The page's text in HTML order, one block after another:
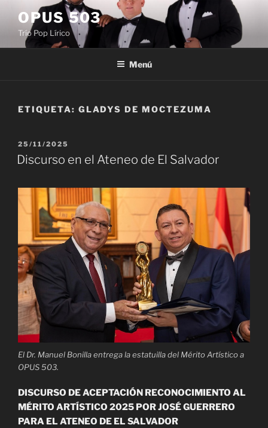
contenido
OPUS 503
Trío Pop Lírico
Menú
ETIQUETA: GLADYS DE MOCTEZUMA
PUBLICADO
EL
25/11/2025
Discurso en el Ateneo de El Salvador
El Dr. Manuel Bonilla entrega la estatuilla del Mérito Artístico a
OPUS 503.
DISCURSO DE ACEPTACIÓN RECONOCIMIENTO AL
MÉRITO ARTÍSTICO 2025 POR JOSÉ GUERRERO
PARA EL ATENEO DE EL SALVADOR